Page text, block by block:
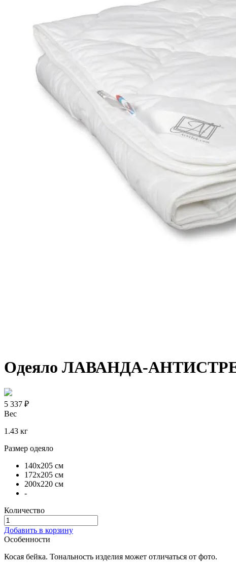
Одеяло ЛАВАНДА-
5 337 ₽
Вес
1.43 кг
Размер одеяло
140х205 см
172х205 см
200х220 см
-
Количество
Добавить в корзину
Особенности
Косая бейка. Тональность изделия может отличаться от фото.